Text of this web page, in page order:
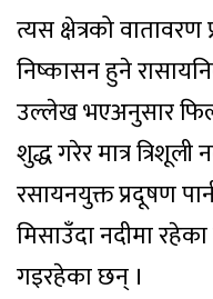
त्यस क्षेत्रको
निष्कासन हुने
उल्लेख भएअनुसार
शुद्ध गरेर मात्र
रसायनयुक्त प्रदूषण
मिसाउँदा नदीमा
गइरहेका छन् ।